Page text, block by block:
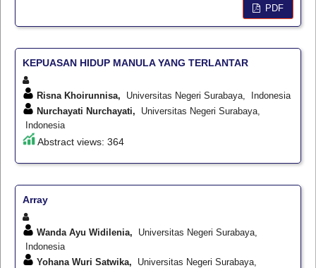
PDF
KEPUASAN HIDUP MANULA YANG TERLANTAR
Risna Khoirunnisa, Universitas Negeri Surabaya, Indonesia
Nurchayati Nurchayati, Universitas Negeri Surabaya,
Indonesia
Abstract views: 364
Array
Wanda Ayu Widilenia, Universitas Negeri Surabaya,
Indonesia
Yohana Wuri Satwika, Universitas Negeri Surabaya,